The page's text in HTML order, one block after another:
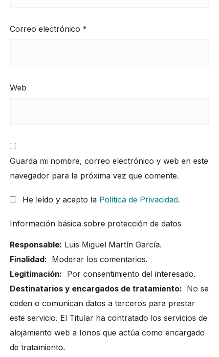
Correo electrónico *
Web
Guarda mi nombre, correo electrónico y web en este
navegador para la próxima vez que comente.
He leído y acepto la Política de Privacidad.
Información básica sobre protección de datos
Responsable: Luis Miguel Martín García.
Finalidad: Moderar los comentarios.
Legitimación: Por consentimiento del interesado.
Destinatarios y encargados de tratamiento: No se
ceden o comunican datos a terceros para prestar
este servicio. El Titular ha contratado los servicios de
alojamiento web a Ionos que actúa como encargado
de tratamiento.